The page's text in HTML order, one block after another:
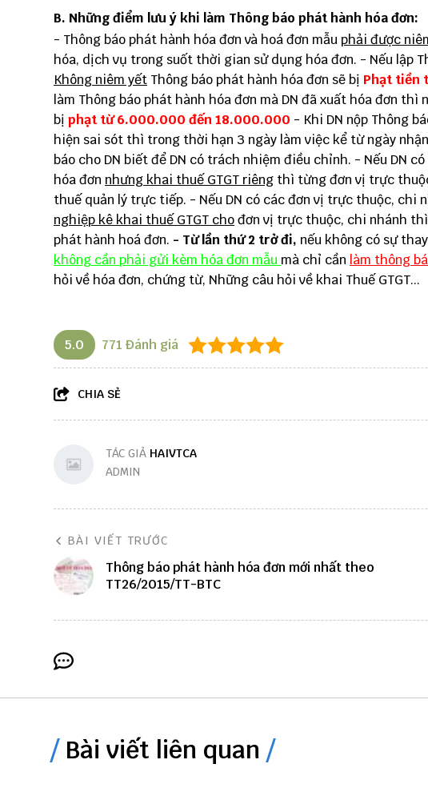
B. Những điểm lưu ý khi làm Thông báo phát hành hóa đơn:
- Thông báo phát hành hóa đơn và hoá đơn mẫuphải được
hóa, dịch vụ trong suốt thời gian sử dụng hóa đơn. - Nếu lập
Không niêm yết Thông báo phát hành hóa đơn sẽ bị Phạt tiền
làm Thông báo phát hành hóa đơn mà DN đã xuất hóa đơn thì
bị phạt từ 6.000.000 đến 18.000.000 - Khi DN nộp Thông
hiện sai sót thì trong thời hạn 3 ngày làm việc kể từ ngày
báo cho DN biết để DN có trách nhiệm điều chỉnh. - Nếu DN
hóa đơn nhưng khai thuế GTGT riêng thì từng đơn vị trực
thuế quản lý trực tiếp. - Nếu DN có các đơn vị trực thuộc, chi
nghiệp kê khai thuế GTGT chođơn vị trực thuộc, chi nhánh
phát hành hoá đơn. - Từ lần thứ 2 trở đi, nếu không có sự
không cần phải gửi kèm hóa đơn mẫu mà chỉ cần làm thông
hỏi về hóa đơn, chứng từ, Những câu hỏi về khai Thuế GTGT...
5.0 771 Đánh giá
CHIA SẺ
TÁC GIẢ HAIVTCA
ADMIN
BÀI VIẾT TRƯỚC
Thông báo phát hành hóa đơn mới nhất theo
TT26/2015/TT-BTC
Bài viết liên quan